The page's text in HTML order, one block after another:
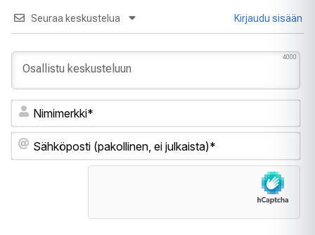
Seuraa keskustelua Kirjaudu sisään
4000
ei